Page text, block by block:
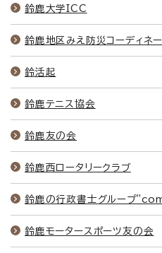
鈴鹿大学ICC
鈴鹿地区みえ防災コーディネ
鈴活起
鈴鹿テニス協会
鈴鹿友の会
鈴鹿西ロータリークラブ
鈴鹿の行政書士グループ
鈴鹿モータースポーツ友の会